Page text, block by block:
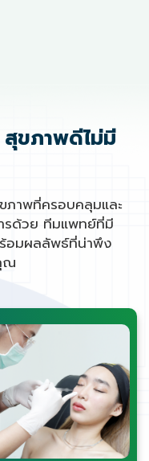
สุขภาพดีไม่มี
ขภาพที่ครอบคลุมและ
รด้วย ทีมแพทย์ที่มี
อมผลลัพธ์ที่น่าพึง
ณ